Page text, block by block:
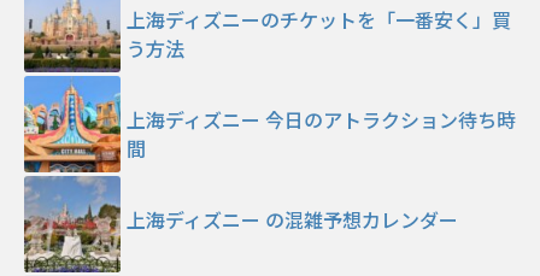
上海ディズニーのチケットを「一番安く」買
う方法
上海ディズニー 今日のアトラクション待ち時
間
上海ディズニー の混雑予想カレンダー